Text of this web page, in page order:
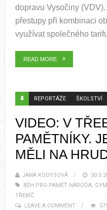
dopravu Vysočiny
přestupy při kombinaci
využívat společného
READ MORE
REPORTÁŽE ŠKOLSTVÍ
VIDEO: V
PAMĚTNÍKY.
MĚLI NA
JANA KODYSOVÁ
BĚH PRO PAMĚŤ NÁRODA,
TŘEBÍČ
LEAVE A COMMENT